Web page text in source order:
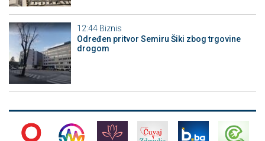
12:44 Biznis
Određen pritvor Semiru Šiki zbog trgovine
drogom